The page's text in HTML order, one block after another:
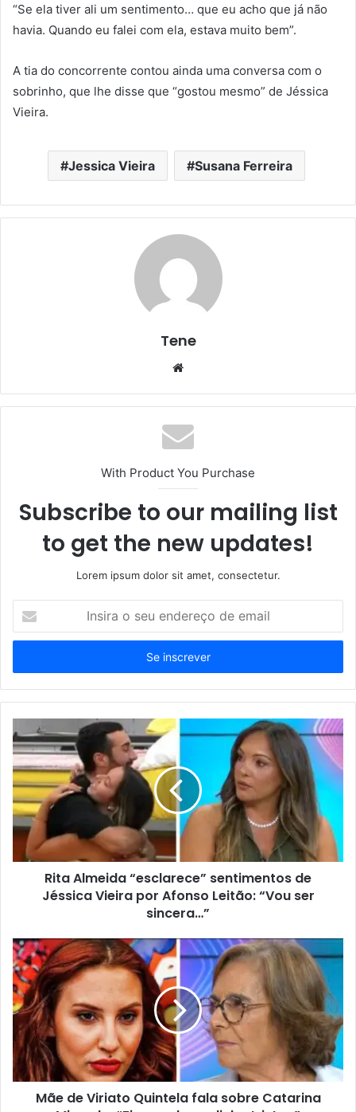
“Se ela tiver ali um sentimento… que eu acho que já não
havia. Quando eu falei com ela, estava muito bem”.
A tia do concorrente contou ainda uma conversa com o
sobrinho, que lhe disse que “gostou mesmo” de Jéssica
Vieira.
Jessica Vieira Susana Ferreira
Tene
Website
With Product You Purchase
Subscribe to our mailing list
to get the new updates!
Lorem ipsum dolor sit amet, consectetur.
seu
de
email
Rita Almeida “esclarece” sentimentos de
Jéssica Vieira por Afonso Leitão: “Vou ser
sincera…”
Mãe de Viriato Quintela fala sobre Catarina